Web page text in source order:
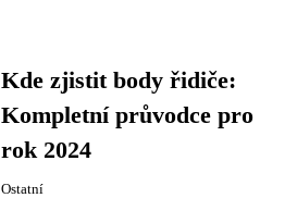
Kde zjistit body řidiče:
Kompletní průvodce pro
rok 2024
Ostatní